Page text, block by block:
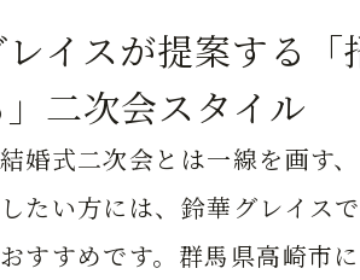
イスが提案する「
」二次会スタイル
婚式二次会とは一線を画す
たい方には、鈴華グレイス
すすめです。群馬県高崎市